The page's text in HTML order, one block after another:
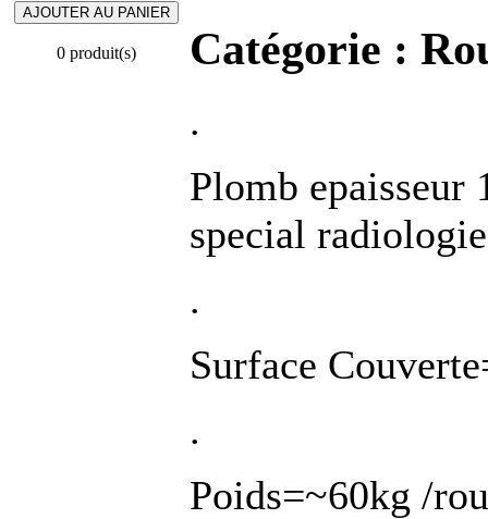
0 produit(s) Catégorie :
.
Plomb epaisseur
special
.
Surface
.
Poids=~60kg /